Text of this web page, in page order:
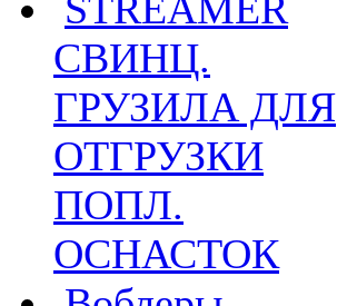
STREAMER
СВИНЦ.
ГРУЗИЛА ДЛЯ
ОТГРУЗКИ
ПОПЛ.
ОСНАСТОК